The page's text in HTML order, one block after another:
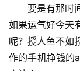
要是有那时
如果运气好今天
呢？授人鱼不如
作的手机挣钱的